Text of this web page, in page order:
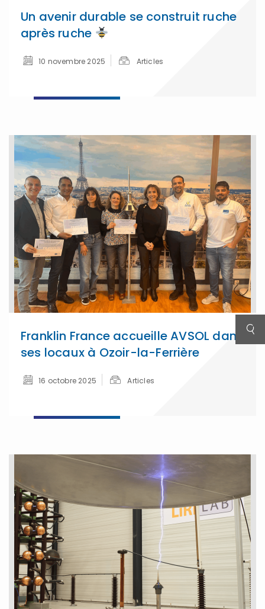
Un avenir durable se construit ruche
après ruche
10 novembre 2025 Articles
Franklin France accueille AVSOL dans
ses locaux à Ozoir-la-Ferrière
16 octobre 2025 Articles